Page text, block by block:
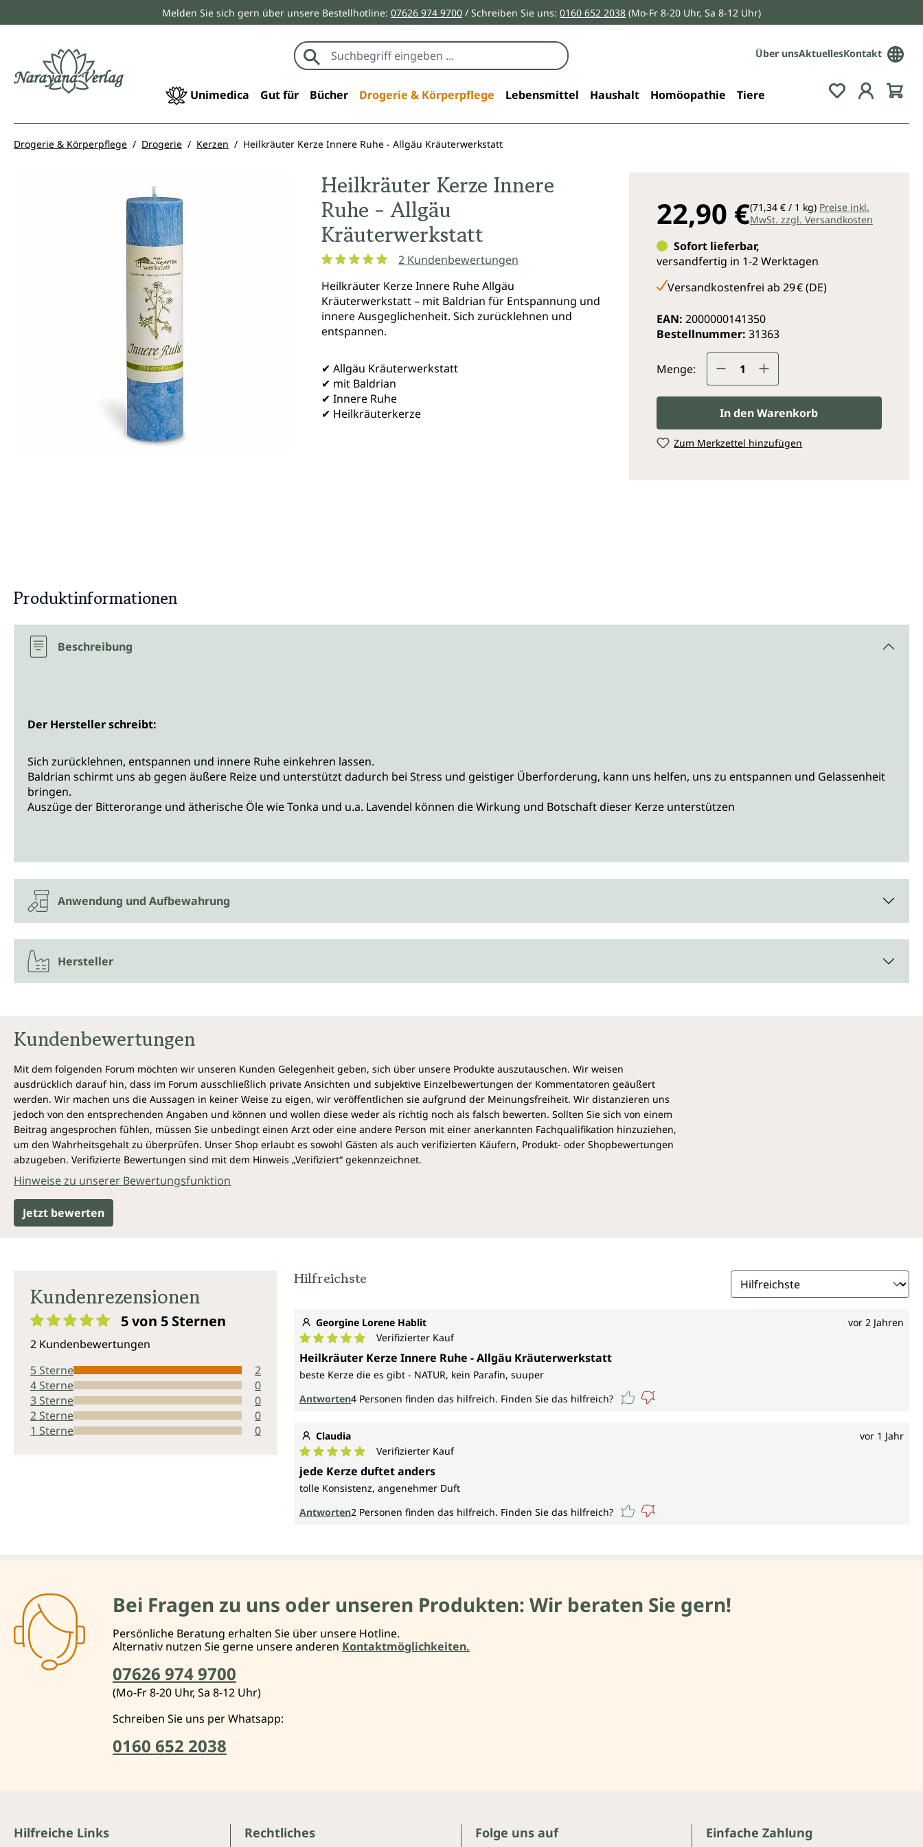
Zur Hauptnavigation springenMelden Sie sich gern über unsere Bestellhotline: 07626 974 9700 / Schreiben Sie uns: 0160 652 2038 (Mo-Fr 8-20 Uhr, Sa 8-12 Uhr)
Über unsAktuellesKontakt
Unimedica Gut für Bücher Drogerie & Körperpflege Lebensmittel Haushalt Homöopathie Tiere Du hast 0
Drogerie & Körperpflege Drogerie Kerzen Heilkräuter Kerze Innere Ruhe - Allgäu Kräuterwerkstatt
Heilkräuter Kerze Innere
Ruhe - Allgäu
Kräuterwerkstatt
2 Kundenbewertungen
Heilkräuter Kerze Innere Ruhe Allgäu
Kräuterwerkstatt – mit Baldrian für Entspannung und
innere Ausgeglichenheit. Sich zurücklehnen und
entspannen.
✔ Allgäu Kräuterwerkstatt
✔ mit Baldrian
✔ Innere Ruhe
✔ Heilkräuterkerze
22,90 €(71,34 € / 1 kg) Preise inkl.
MwSt. zzgl. Versandkosten
Sofort lieferbar,
versandfertig in 1-2 Werktagen
Versandkostenfrei ab 29 € (DE)
EAN: 2000000141350
Bestellnummer: 31363
Menge: Produkt Anzahl: Gib den
In den Warenkorb
Zum Merkzettel hinzufügen
Produktinformationen
Beschreibung
Der Hersteller schreibt:
Sich zurücklehnen, entspannen und innere Ruhe einkehren lassen.
Baldrian schirmt uns ab gegen äußere Reize und unterstützt dadurch bei Stress und geistiger Überforderung, kann uns helfen, uns zu entspannen und Gelassenheit
bringen.
Auszüge der Bitterorange und ätherische Öle wie Tonka und u.a. Lavendel können die Wirkung und Botschaft dieser Kerze unterstützen
Anwendung und Aufbewahrung
Hersteller
Kundenbewertungen
Mit dem folgenden Forum möchten wir unseren Kunden Gelegenheit geben, sich über unsere Produkte auszutauschen. Wir weisen
ausdrücklich darauf hin, dass im Forum ausschließlich private Ansichten und subjektive Einzelbewertungen der Kommentatoren geäußert
werden. Wir machen uns die Aussagen in keiner Weise zu eigen, wir veröffentlichen sie aufgrund der Meinungsfreiheit. Wir distanzieren uns
jedoch von den entsprechenden Angaben und können und wollen diese weder als richtig noch als falsch bewerten. Sollten Sie sich von einem
Beitrag angesprochen fühlen, müssen Sie unbedingt einen Arzt oder eine andere Person mit einer anerkannten Fachqualifikation hinzuziehen,
um den Wahrheitsgehalt zu überprüfen. Unser Shop erlaubt es sowohl Gästen als auch verifizierten Käufern, Produkt- oder Shopbewertungen
abzugeben. Verifizierte Bewertungen sind mit dem Hinweis „Verifiziert“ gekennzeichnet.
Hinweise zu unserer Bewertungsfunktion
Jetzt bewerten
Kundenrezensionen
5 von 5 Sternen
2 Kundenbewertungen
5 Sterne
2
4 Sterne
0
3 Sterne
0
2 Sterne
0
1 Sterne
0
Hilfreichste
Georgine Lorene Hablit vor 2 Jahren
Durchschnittliche Bewertung von 5 von 5 Sternen
Verifizierter Kauf
Heilkräuter Kerze Innere Ruhe - Allgäu Kräuterwerkstatt
beste Kerze die es gibt - NATUR, kein Parafin, suuper
Antworten4 Personen finden das hilfreich. Finden Sie das hilfreich?
Claudia vor 1 Jahr
Durchschnittliche Bewertung von 5 von 5 Sternen
Verifizierter Kauf
jede Kerze duftet anders
tolle Konsistenz, angenehmer Duft
Antworten2 Personen finden das hilfreich. Finden Sie das hilfreich?
Bei Fragen zu uns oder unseren Produkten: Wir beraten Sie gern!
Persönliche Beratung erhalten Sie über unsere Hotline.
Alternativ nutzen Sie gerne unsere anderen Kontaktmöglichkeiten.
07626 974 9700
(Mo-Fr 8-20 Uhr, Sa 8-12 Uhr)
Schreiben Sie uns per Whatsapp:
0160 652 2038
Folge uns auf Einfache Zahlung
Hilfreiche Links Rechtliches